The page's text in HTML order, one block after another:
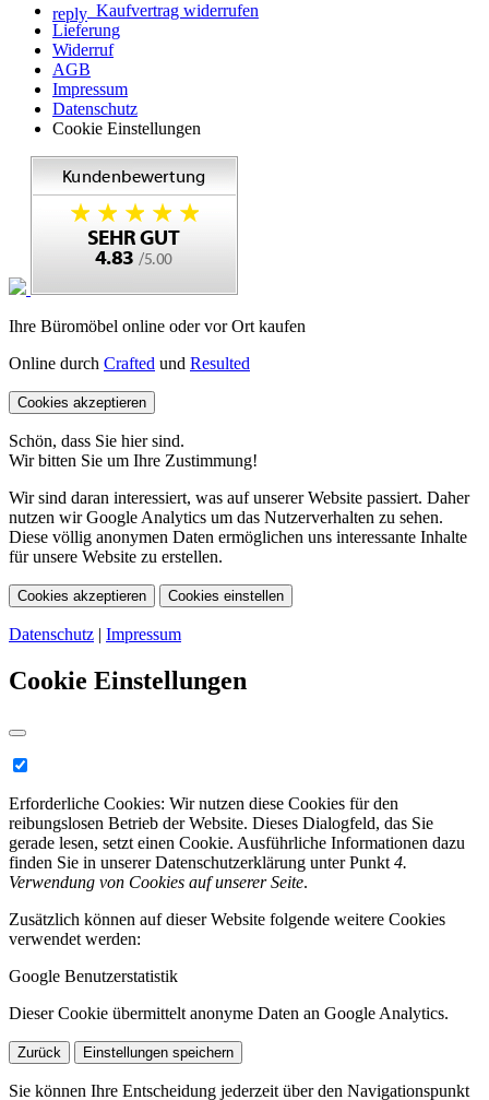
reply Kaufvertrag widerrufen
Lieferung
Widerruf
AGB
Impressum
Datenschutz
Cookie Einstellungen
Ihre Büromöbel online oder vor Ort kaufen
Online durch Crafted und Resulted
Cookies akzeptieren
Schön, dass Sie hier sind.
Wir bitten Sie um Ihre Zustimmung!
Wir sind daran interessiert, was auf unserer Website passiert. Daher
nutzen wir Google Analytics um das Nutzerverhalten zu sehen.
Diese völlig anonymen Daten ermöglichen uns interessante Inhalte
für unsere Website zu erstellen.
Cookies akzeptieren Cookies einstellen
Datenschutz | Impressum
Cookie Einstellungen
Erforderliche Cookies: Wir nutzen diese Cookies für den
reibungslosen Betrieb der Website. Dieses Dialogfeld, das Sie
gerade lesen, setzt einen Cookie. Ausführliche Informationen dazu
finden Sie in unserer Datenschutzerklärung unter Punkt 4.
Verwendung von Cookies auf unserer Seite.
Zusätzlich können auf dieser Website folgende weitere Cookies
verwendet werden:
Google Benutzerstatistik
Dieser Cookie übermittelt anonyme Daten an Google Analytics.
Zurück Einstellungen speichern
Sie können Ihre Entscheidung jederzeit über den Navigationspunkt